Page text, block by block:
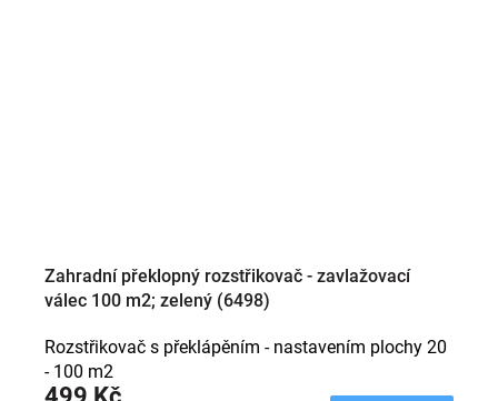
Zahradní překlopný rozstřikovač - zavlažovací
válec 100 m2; zelený (6498)
Rozstřikovač s překlápěním - nastavením plochy 20
- 100 m2